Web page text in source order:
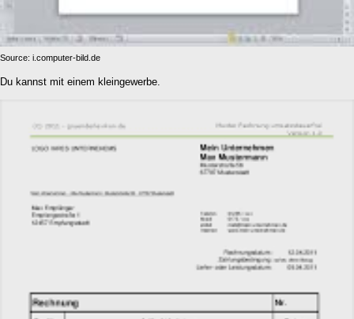
Source: i.computer-bild.de
Du kannst mit einem kleingewerbe.